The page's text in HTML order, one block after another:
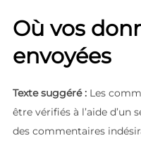
Où vos
envoyées
Texte suggéré : Les
être vérifiés à l’aide
des commentaires